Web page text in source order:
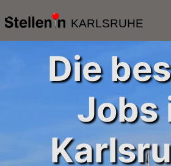
KARLSRUHE
Die
Jobs